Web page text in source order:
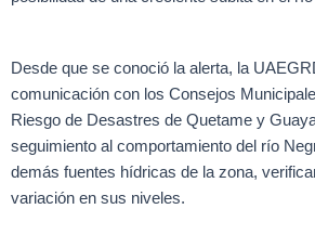
Desde que se conoció la alerta, la
comunicación con los Consejos
Riesgo de Desastres de Quetame y
seguimiento al comportamiento del río
demás fuentes hídricas de la zona,
variación en sus niveles.